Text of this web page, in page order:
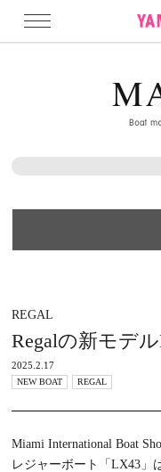
REGAL
Regalの新モデ
2025.2.17
NEW BOAT REGAL
Miami International Boat
レジャーボート「LX43」